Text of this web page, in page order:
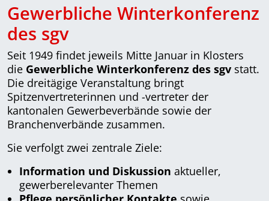
Gewerbliche Winterkonferenz
des sgv
Seit 1949 findet jeweils Mitte Januar in Klosters
die Gewerbliche Winterkonferenz des sgv statt.
Die dreitägige Veranstaltung bringt
Spitzenvertreterinnen und -vertreter der
kantonalen Gewerbeverbände sowie der
Branchenverbände zusammen.
Sie verfolgt zwei zentrale Ziele:
Information und Diskussion aktueller,
gewerberelevanter Themen